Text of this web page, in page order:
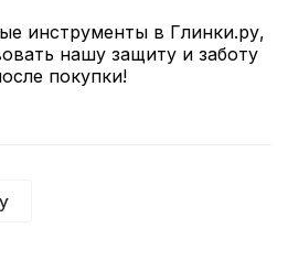
инструменты в Глинки.ру,
нашу защиту и заботу
покупки!